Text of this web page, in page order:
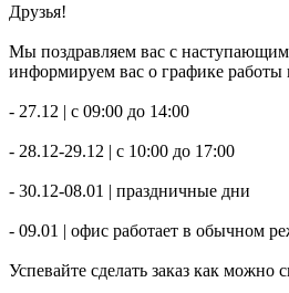
Друзья!
Мы поздравляем вас с
информируем вас о графике
- 27.12 | с 09:00 до 14:00
- 28.12-29.12 | с 10:00 до 17:00
- 30.12-08.01 | праздничные дни
- 09.01 | офис работает в обычном
Успевайте сделать заказ как можно